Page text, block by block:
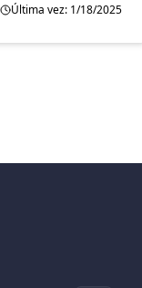
Última vez: 1/18/2025